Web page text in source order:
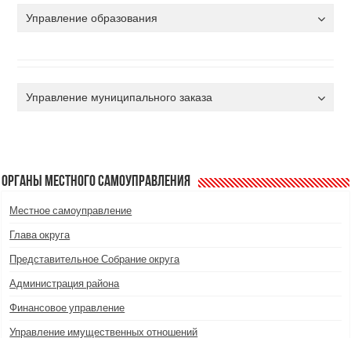
Управление образования
Управление муниципального заказа
Органы местного самоуправления
Местное самоуправление
Глава округа
Представительное Собрание округа
Администрация района
Финансовое управление
Управление имущественных отношений